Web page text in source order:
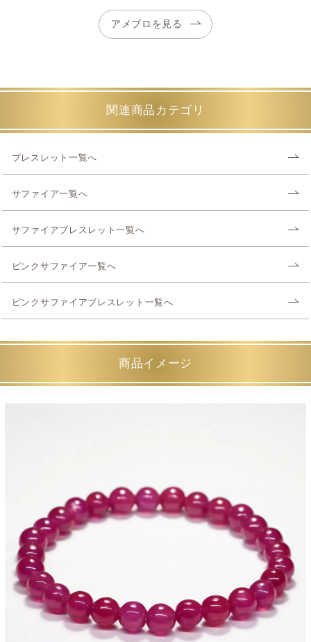
アメブロを見る
関連商品カテゴリ
ブレスレット一覧へ
サファイア一覧へ
サファイアブレスレット一覧へ
ピンクサファイア一覧へ
ピンクサファイアブレスレット一覧へ
商品イメージ